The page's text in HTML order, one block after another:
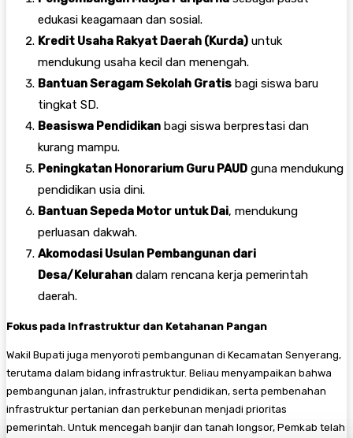
edukasi keagamaan dan sosial.
Kredit Usaha Rakyat Daerah (Kurda) untuk
mendukung usaha kecil dan menengah.
Bantuan Seragam Sekolah Gratis bagi siswa baru
tingkat SD.
Beasiswa Pendidikan bagi siswa berprestasi dan
kurang mampu.
Peningkatan Honorarium Guru PAUD guna mendukung
pendidikan usia dini.
Bantuan Sepeda Motor untuk Dai, mendukung
perluasan dakwah.
Akomodasi Usulan Pembangunan dari
Desa/Kelurahan dalam rencana kerja pemerintah
daerah.
Fokus pada Infrastruktur dan Ketahanan Pangan
Wakil Bupati juga menyoroti pembangunan di Kecamatan Senyerang,
terutama dalam bidang infrastruktur. Beliau menyampaikan bahwa
pembangunan jalan, infrastruktur pendidikan, serta pembenahan
infrastruktur pertanian dan perkebunan menjadi prioritas
pemerintah. Untuk mencegah banjir dan tanah longsor, Pemkab telah